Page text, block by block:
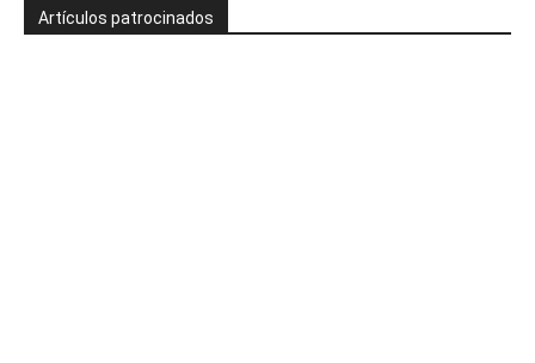
Artículos patrocinados